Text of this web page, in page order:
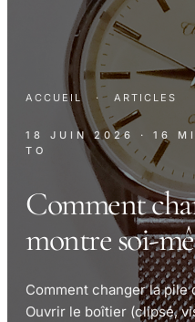
ACCUEIL · ARTICLES
18 JUIN 2026 · 16
TO
Comment
montre soi-
Comment changer la
Ouvrir le boîtier (clipsé,